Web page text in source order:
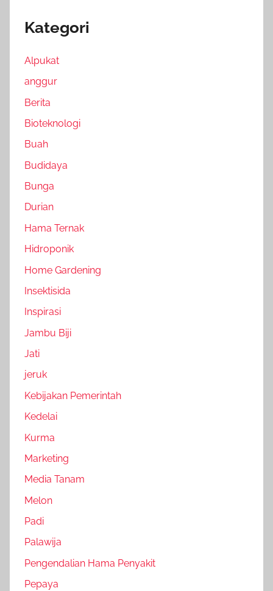
Kategori
Alpukat
anggur
Berita
Bioteknologi
Buah
Budidaya
Bunga
Durian
Hama Ternak
Hidroponik
Home Gardening
Insektisida
Inspirasi
Jambu Biji
Jati
jeruk
Kebijakan Pemerintah
Kedelai
Kurma
Marketing
Media Tanam
Melon
Padi
Palawija
Pengendalian Hama Penyakit
Pepaya